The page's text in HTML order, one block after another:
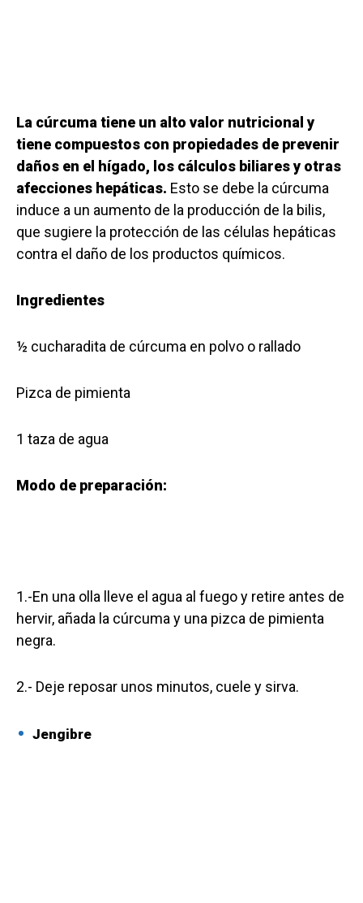
La cúrcuma tiene un alto valor nutricional y
tiene compuestos con propiedades de prevenir
daños en el hígado, los cálculos biliares y otras
afecciones hepáticas. Esto se debe la cúrcuma
induce a un aumento de la producción de la bilis,
que sugiere la protección de las células hepáticas
contra el daño de los productos químicos.
Ingredientes
½ cucharadita de cúrcuma en polvo o rallado
Pizca de pimienta
1 taza de agua
Modo de preparación:
1.-En una olla lleve el agua al fuego y retire antes de
hervir, añada la cúrcuma y una pizca de pimienta
negra.
2.- Deje reposar unos minutos, cuele y sirva.
Jengibre